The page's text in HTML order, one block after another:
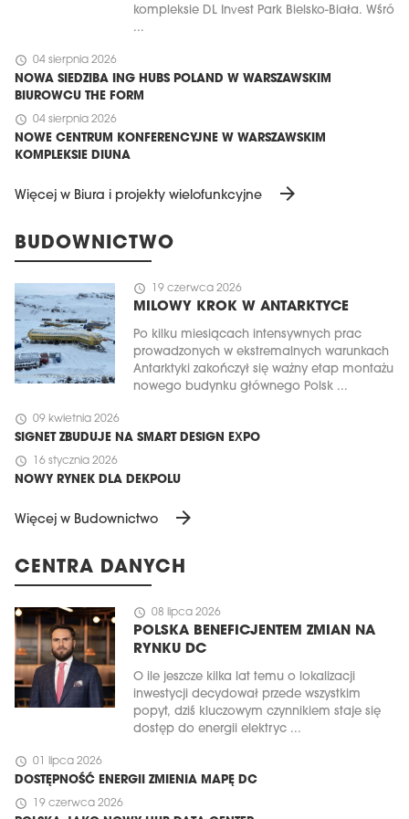
kompleksie DL Invest Park Bielsko-Biała. Wśró
...
schedule 04 sierpnia 2026
NOWA SIEDZIBA ING HUBS POLAND W WARSZAWSKIM
BIUROWCU THE FORM
schedule 04 sierpnia 2026
NOWE CENTRUM KONFERENCYJNE W WARSZAWSKIM
KOMPLEKSIE DIUNA
Więcej w Biura i projekty wielofunkcyjne arrow_forward
BUDOWNICTWO
schedule 19 czerwca 2026
MILOWY KROK W ANTARKTYCE
Po kilku miesiącach intensywnych prac
prowadzonych w ekstremalnych warunkach
Antarktyki zakończył się ważny etap montażu
nowego budynku głównego Polsk ...
schedule 09 kwietnia 2026
SIGNET ZBUDUJE NA SMART DESIGN EXPO
schedule 16 stycznia 2026
NOWY RYNEK DLA DEKPOLU
Więcej w Budownictwo arrow_forward
CENTRA DANYCH
schedule 08 lipca 2026
POLSKA BENEFICJENTEM ZMIAN NA
RYNKU DC
O ile jeszcze kilka lat temu o lokalizacji
inwestycji decydował przede wszystkim
popyt, dziś kluczowym czynnikiem staje się
dostęp do energii elektryc ...
schedule 01 lipca 2026
DOSTĘPNOŚĆ ENERGII ZMIENIA MAPĘ DC
schedule 19 czerwca 2026